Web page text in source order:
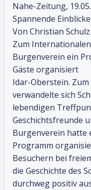
Nahe-Zeitung,
Spannende
Von Christian Schulz
Zum
Burgenverein ein
Gäste organisiert
Idar-Oberstein.
verwandelte sich
lebendigen
Geschichtsfreunde
Burgenverein hatte
Programm
Besuchern bei
die Geschichte des
durchweg positiv